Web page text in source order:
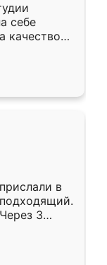
себе
качеством
почти
в
3